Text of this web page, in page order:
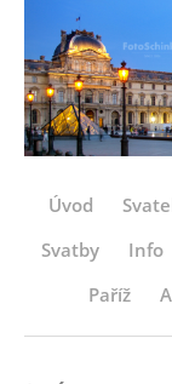
Úvod
Svatby
Info
Paříž